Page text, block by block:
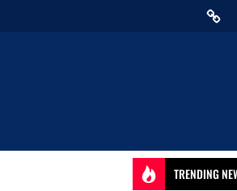
TRENDING